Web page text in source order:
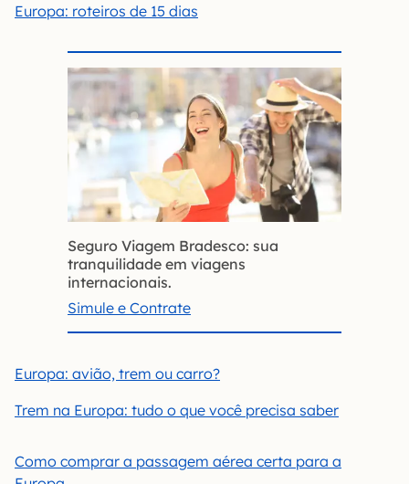
Europa: roteiros de 15 dias
Seguro Viagem Bradesco: sua
tranquilidade em viagens
internacionais.
Simule e Contrate
Europa: avião, trem ou carro?
Trem na Europa: tudo o que você precisa saber
Como comprar a passagem aérea certa para a